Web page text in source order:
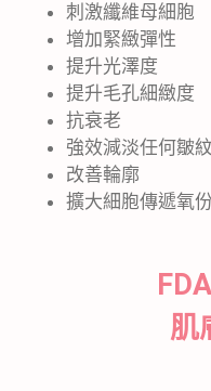
刺激纖維母細胞
增加緊緻彈性
提升光澤度
提升毛孔細緻度
抗衰老
強效減淡任何皺紋
改善輪廓
擴大細胞傳遞氧
肌